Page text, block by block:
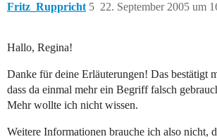
Fritz_Ruppricht 22. September 2005 um
5
Hallo, Regina!
Danke für deine Erläuterungen! Das bestätigt
dass da einmal mehr ein Begriff falsch
Mehr wollte ich nicht wissen.
Weitere Informationen brauche ich also nicht,